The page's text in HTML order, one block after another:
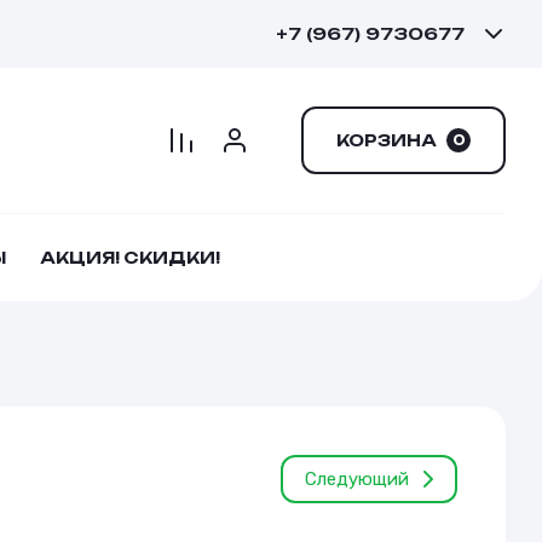
+7 (967) 9730677
КОРЗИНА 0
АКЦИЯ! СКИДКИ!
Следующий